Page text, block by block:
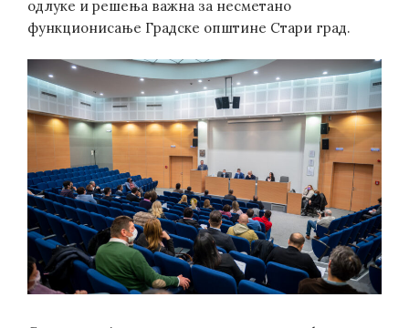
одлуке и решења важна за несметано
функционисање Градске општине Стари град.